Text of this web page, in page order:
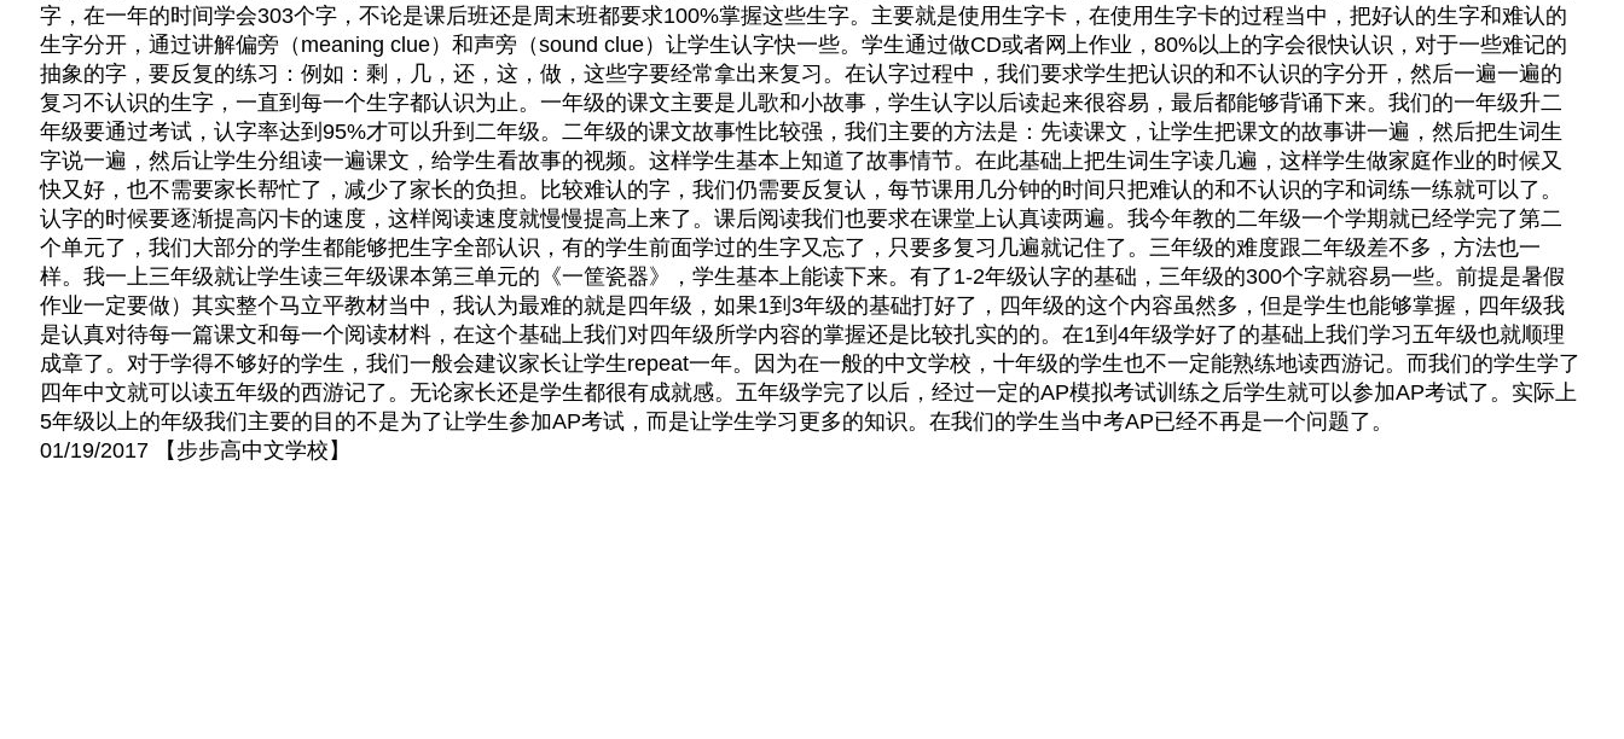
字，在一年的时间学会303个字，不论是课后班还是周末班都要求100%掌握这些生字。主要就是使用生字卡，在使用生字卡的过程当中，把好认的生字和难认的
生字分开，通过讲解偏旁（meaning clue）和声旁（sound clue）让学生认字快一些。学生通过做CD或者网上作业，80%以上的字会很快认识，对于一些难记的
抽象的字，要反复的练习：例如：剩，几，还，这，做，这些字要经常拿出来复习。在认字过程中，我们要求学生把认识的和不认识的字分开，然后一遍一遍的
复习不认识的生字，一直到每一个生字都认识为止。一年级的课文主要是儿歌和小故事，学生认字以后读起来很容易，最后都能够背诵下来。我们的一年级升二
年级要通过考试，认字率达到95%才可以升到二年级。二年级的课文故事性比较强，我们主要的方法是：先读课文，让学生把课文的故事讲一遍，然后把生词生
字说一遍，然后让学生分组读一遍课文，给学生看故事的视频。这样学生基本上知道了故事情节。在此基础上把生词生字读几遍，这样学生做家庭作业的时候又
快又好，也不需要家长帮忙了，减少了家长的负担。比较难认的字，我们仍需要反复认，每节课用几分钟的时间只把难认的和不认识的字和词练一练就可以了。
认字的时候要逐渐提高闪卡的速度，这样阅读速度就慢慢提高上来了。课后阅读我们也要求在课堂上认真读两遍。我今年教的二年级一个学期就已经学完了第二
个单元了，我们大部分的学生都能够把生字全部认识，有的学生前面学过的生字又忘了，只要多复习几遍就记住了。三年级的难度跟二年级差不多，方法也一
样。我一上三年级就让学生读三年级课本第三单元的《一筐瓷器》，学生基本上能读下来。有了1-2年级认字的基础，三年级的300个字就容易一些。前提是暑假
作业一定要做）其实整个马立平教材当中，我认为最难的就是四年级，如果1到3年级的基础打好了，四年级的这个内容虽然多，但是学生也能够掌握，四年级我
是认真对待每一篇课文和每一个阅读材料，在这个基础上我们对四年级所学内容的掌握还是比较扎实的的。在1到4年级学好了的基础上我们学习五年级也就顺理
成章了。对于学得不够好的学生，我们一般会建议家长让学生repeat一年。因为在一般的中文学校，十年级的学生也不一定能熟练地读西游记。而我们的学生学了
四年中文就可以读五年级的西游记了。无论家长还是学生都很有成就感。五年级学完了以后，经过一定的AP模拟考试训练之后学生就可以参加AP考试了。实际上
5年级以上的年级我们主要的目的不是为了让学生参加AP考试，而是让学生学习更多的知识。在我们的学生当中考AP已经不再是一个问题了。
01/19/2017 【步步高中文学校】